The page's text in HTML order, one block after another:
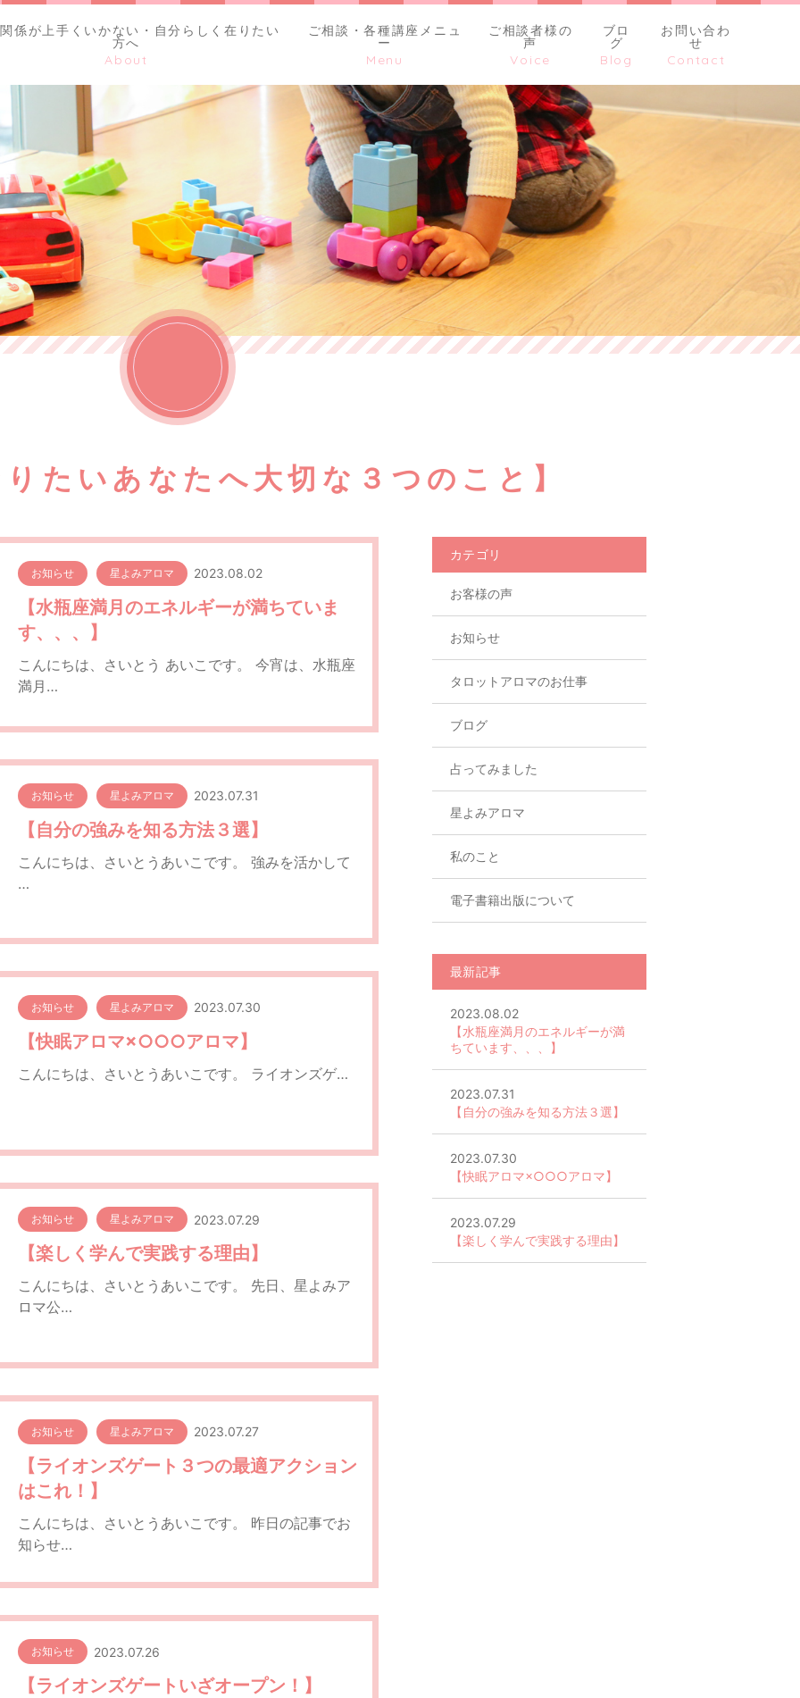
係が上手くいかない・自分らしく在りたい
方へ
ご相談・各種講座メニュ
ー
ご相談者様の
声
ブロ
グ
お問い合わ
せ
たいあなたへ大切な３つのこと】
お知らせ 星よみアロマ 2023.08.02
【水瓶座満月のエネルギーが満ちていま
す、、、】
こんにちは、さいとう あいこです。 今宵は、水瓶座
満月…
お知らせ 星よみアロマ 2023.07.31
【自分の強みを知る方法３選】
こんにちは、さいとうあいこです。 強みを活かして
…
お知らせ 星よみアロマ 2023.07.30
【快眠アロマ×○○○アロマ】
こんにちは、さいとうあいこです。 ライオンズゲ…
お知らせ 星よみアロマ 2023.07.29
【楽しく学んで実践する理由】
こんにちは、さいとうあいこです。 先日、星よみア
ロマ公…
お知らせ 星よみアロマ 2023.07.27
【ライオンズゲート３つの最適アクション
はこれ！】
こんにちは、さいとうあいこです。 昨日の記事でお
知らせ…
お知らせ 2023.07.26
【ライオンズゲートいざオープン！】
カテゴリ
お客様の声
お知らせ
タロットアロマのお仕事
ブログ
占ってみました
星よみアロマ
私のこと
電子書籍出版について
最新記事
2023.08.02
【水瓶座満月のエネルギーが満
ちています、、、】
2023.07.31
【自分の強みを知る方法３選】
2023.07.30
【快眠アロマ×○○○アロマ】
2023.07.29
【楽しく学んで実践する理由】